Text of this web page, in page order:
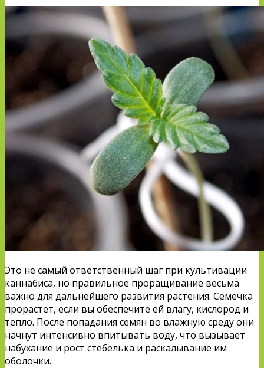
Это не самый ответственный шаг при культивации
каннабиса, но правильное проращивание весьма
важно для дальнейшего развития растения. Семечка
прорастет, если вы обеспечите ей влагу, кислород и
тепло. После попадания семян во влажную среду они
начнут интенсивно впитывать воду, что вызывает
набухание и рост стебелька и раскалывание им
оболочки.